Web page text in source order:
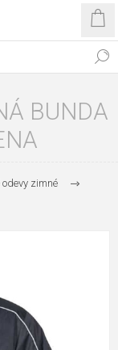
BUNDA
odevy zimné